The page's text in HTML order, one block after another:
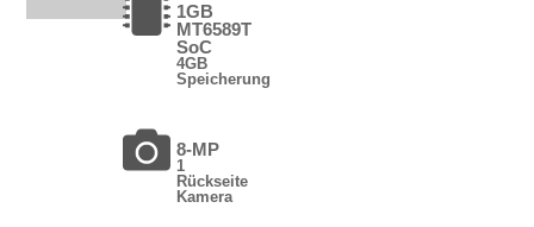
1GB
MT6589T
SoC
4GB
Speicherung
8-MP
1
Rückseite
Kamera